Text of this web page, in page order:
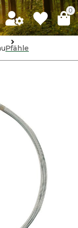
0
Pfähle